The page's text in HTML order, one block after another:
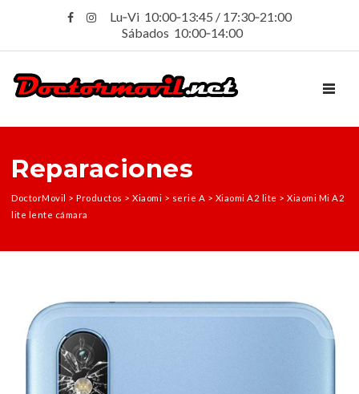
Lu‑Vi 10:00‑13:45 / 17:30‑21:00
Sábados 10:00‑14:00
Reparaciones
DoctorMovil > Productos > Xiaomi > serie A > Xiaomi A2 lite > Xiaomi Mi A2
lite lente cámara